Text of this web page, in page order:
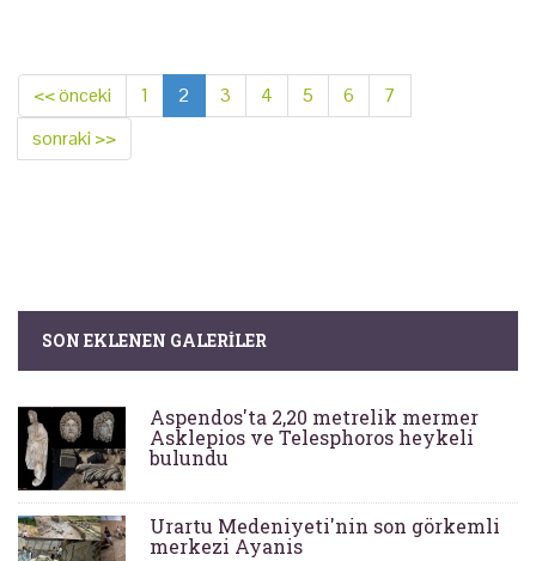
<< önceki 1 2 3 4 5 6
7
sonraki >>
SON EKLENEN GALERILER
Aspendos'ta 2,20 metrelik mermer
Asklepios ve Telesphoros heykeli
bulundu
Urartu Medeniyeti'nin son görkemli
merkezi Ayanis